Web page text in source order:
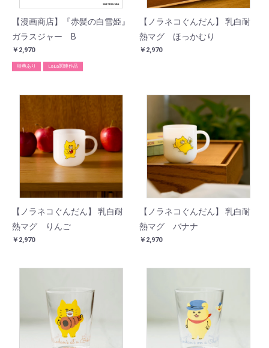
【漫画商店】『赤髪の白雪姫』
ガラスジャー B
￥2,970
特典あり LaLa関連作品
【ノラネコぐんだん】 乳白耐
熱マグ ほっかむり
￥2,970
【ノラネコぐんだん】 乳白耐
熱マグ りんご
￥2,970
【ノラネコぐんだん】 乳白耐
熱マグ バナナ
￥2,970